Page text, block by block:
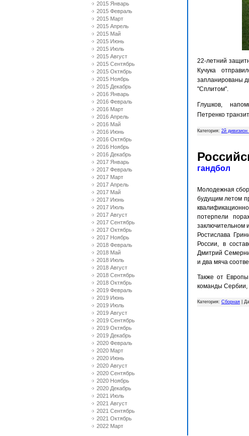
2015 Январь
2015 Февраль
2015 Март
2015 Апрель
2015 Май
2015 Июнь
2015 Июль
2015 Август
2015 Сентябрь
2015 Октябрь
2015 Ноябрь
2015 Декабрь
2016 Январь
2016 Февраль
2016 Март
2016 Апрель
2016 Май
2016 Июнь
2016 Октябрь
2016 Ноябрь
2016 Декабрь
2017 Январь
2017 Февраль
2017 Март
2017 Апрель
2017 Май
2017 Июнь
2017 Июль
2017 Август
2017 Сентябрь
2017 Октябрь
2017 Ноябрь
2018 Февраль
2018 Май
2018 Июль
2018 Август
2018 Сентябрь
2018 Октябрь
2019 Февраль
2019 Июнь
2019 Июль
2019 Август
2019 Сентябрь
2019 Октябрь
2019 Декабрь
2020 Февраль
2020 Март
2020 Июнь
2020 Август
2020 Сентябрь
2020 Ноябрь
2020 Декабрь
2021 Июль
2021 Август
2021 Сентябрь
2021 Октябрь
2022 Март
22-летний
Кучука
запланированы
"Сплитом".
Глушков,
Петренко
Категория: 2й
гандбол
Молодежная
будущим летом
потерпели
заключительном
Ростислава
России, в
Дмитрий
и два мяча
Также от
команды Сербии,
Категория: Сборная |